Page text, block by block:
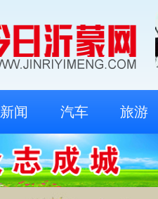
新闻 汽车 旅游